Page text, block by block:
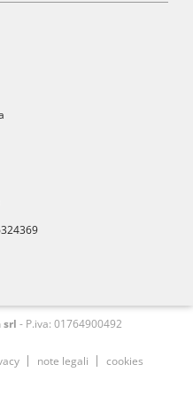
srl - P.iva: 01764900492
note legali cookies